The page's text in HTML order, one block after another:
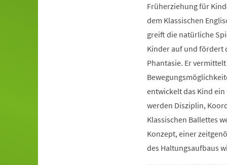
Früherziehung für
dem Klassischen
greift die natürliche
Kinder auf und fördert
Phantasie. Er
entwickelt das Kind
werden Disziplin,
Klassischen Ballettes
Konzept, einer
des Haltungsaufbaus